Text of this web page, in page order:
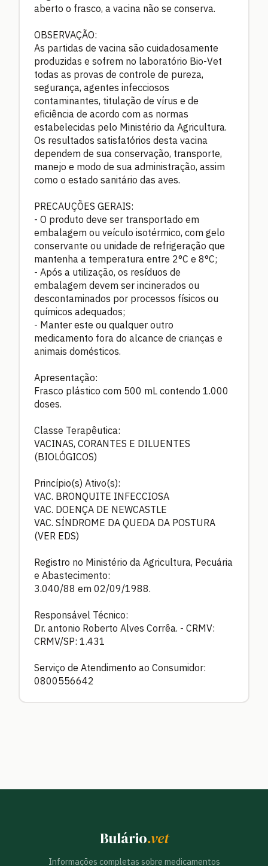
aberto o frasco, a vacina não se conserva.
OBSERVAÇÃO:
As partidas de vacina são cuidadosamente
produzidas e sofrem no laboratório Bio-Vet
todas as provas de controle de pureza,
segurança, agentes infecciosos
contaminantes, titulação de vírus e de
eficiência de acordo com as normas
estabelecidas pelo Ministério da Agricultura.
Os resultados satisfatórios desta vacina
dependem de sua conservação, transporte,
manejo e modo de sua administração, assim
como o estado sanitário das aves.
PRECAUÇÕES GERAIS:
- O produto deve ser transportado em
embalagem ou veículo isotérmico, com gelo
conservante ou unidade de refrigeração que
mantenha a temperatura entre 2°C e 8°C;
- Após a utilização, os resíduos de
embalagem devem ser incinerados ou
descontaminados por processos físicos ou
químicos adequados;
- Manter este ou qualquer outro
medicamento fora do alcance de crianças e
animais domésticos.
Apresentação:
Frasco plástico com 500 mL contendo 1.000
doses.
Classe Terapêutica:
VACINAS, CORANTES E DILUENTES
(BIOLÓGICOS)
Princípio(s) Ativo(s):
VAC. BRONQUITE INFECCIOSA
VAC. DOENÇA DE NEWCASTLE
VAC. SÍNDROME DA QUEDA DA POSTURA
(VER EDS)
Registro no Ministério da Agricultura, Pecuária
e Abastecimento:
3.040/88 em 02/09/1988.
Responsável Técnico:
Dr. antonio Roberto Alves Corrêa. - CRMV:
CRMV/SP: 1.431
Serviço de Atendimento ao Consumidor:
0800556642
Bulário.vet
Informações completas sobre medicamentos